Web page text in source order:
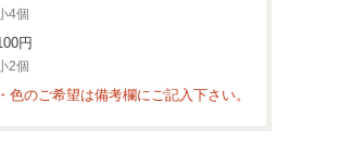
4個
円
2個
色のご希望は備考欄にご記入下さい。